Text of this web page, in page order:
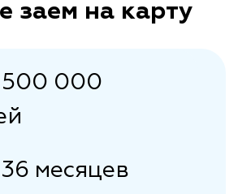
заем на карту
000
месяцев